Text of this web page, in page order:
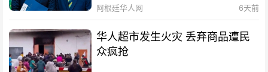
阿根廷华人网 6天前
华人超市发生火灾 丢弃商品遭民
众疯抢